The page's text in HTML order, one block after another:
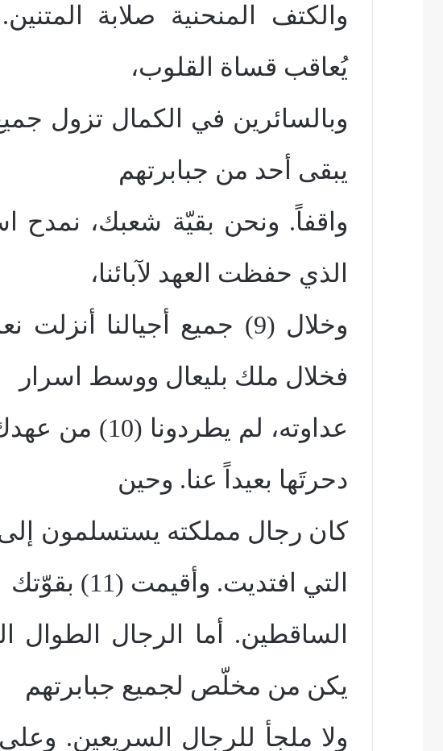
والكتف المنحنية صلابة
يُعاقب قساة القلوب،
يبقى أحد من جبابرتهم
واقفاً. ونحن بقيّة شعبك، نمدح
الذي حفظت العهد لآبائنا،
وخلال (9) جميع أجيالنا
فخلال ملك بليعال ووسط اسرار
عداوته، لم
دحرتَها بعيداً عنا. وحين
كان رجال مملكته يستسلمون
التي افتديت. وأقيمت (11) بقوّتك
الساقطين. أما الرجال الطوال
يكن من مخلّص لجميع جبابرتهم